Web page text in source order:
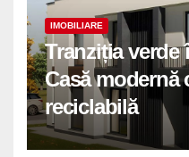
IMOBILIARE
Tranziția
Casă modernă
reciclabilă